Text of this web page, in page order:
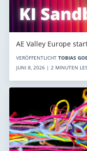
AE Valley Europe
VERÖFFENTLICHT TOBIAS
JUNI 8, 2026 | 2 MINUTEN